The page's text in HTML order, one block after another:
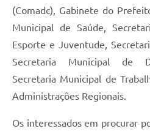
(Comadc), Gabinete do
Municipal de Saúde,
Esporte e Juventude,
Secretaria Municipal de
Secretaria Municipal de
Administrações Regionais.
Os interessados em procurar